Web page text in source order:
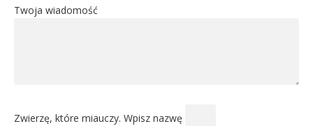
Twoja wiadomość
Zwierzę, które miauczy. Wpisz nazwę